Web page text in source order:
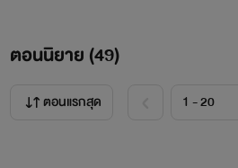
ตอนนิยาย (49)
ตอนแรกสุด